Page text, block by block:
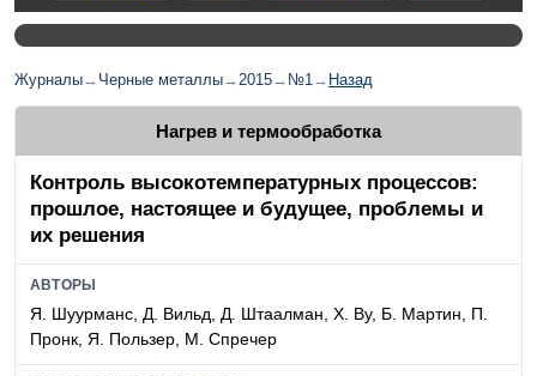
Журналы→ Черные металлы→2015→ №1→ Назад
Нагрев и термообработка
Контроль высокотемпературных процессов:
прошлое, настоящее и будущее, проблемы и
их решения
АВТОРЫ
Я. Шуурманс, Д. Вильд, Д. Штаалман, Х. Ву, Б. Мартин, П.
Пронк, Я. Пользер, М. Спречер